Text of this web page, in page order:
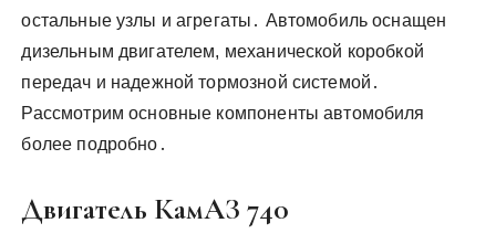
остальные узлы и агрегаты․ Автомобиль оснащен
дизельным двигателем, механической коробкой
передач и надежной тормозной системой․
Рассмотрим основные компоненты автомобиля
более подробно․
Двигатель КамАЗ 740